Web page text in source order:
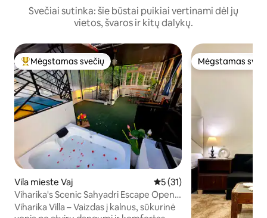
Svečiai sutinka: šie būstai puikiai vertinami dėl jų
vietos, švaros ir kitų dalykų.
Svečių mėgstamiausias
Mėgstamas svečių
Vila mieste Vaj Vidutinis įvertinimas: 5 iš 5,
5 (31)
Viharika's Scenic Sahyadri Escape Open
Air Jacuzzi
Viharika Villa – Vaizdas į kalnus, sūkurinė
Mėgstamas
Mėgstamas